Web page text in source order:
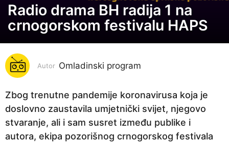
6
g
n
a
p
r
i
Radio drama BH radija 1 na
crnogorskom festivalu HAPS
Autor Omladinski program
Zbog trenutne pandemije koronavirusa koja je
doslovno zaustavila umjetnički svijet, njegovo
stvaranje, ali i sam susret između publike i
autora, ekipa pozorišnog crnogorskog festivala